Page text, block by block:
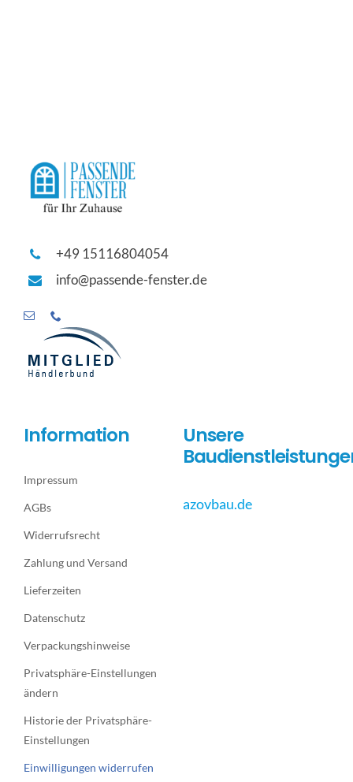
+49 15116804054
info@passende-fenster.de
Information
Impressum
AGBs
Widerrufsrecht
Zahlung und Versand
Lieferzeiten
Datenschutz
Verpackungshinweise
Privatsphäre-Einstellungen
ändern
Historie der Privatsphäre-
Einstellungen
Einwilligungen widerrufen
Unsere
azovbau.de